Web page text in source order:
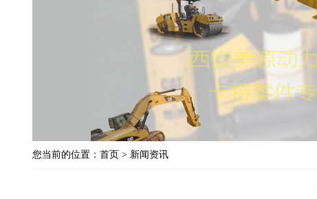
您当前的位置： 首页 > 新闻资讯